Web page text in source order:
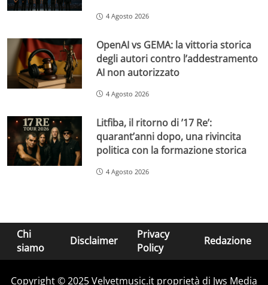
4 Agosto 2026
OpenAI vs GEMA: la vittoria storica
degli autori contro l’addestramento
AI non autorizzato
4 Agosto 2026
Litfiba, il ritorno di ’17 Re’:
quarant’anni dopo, una rivincita
politica con la formazione storica
4 Agosto 2026
Chi
siamo
Disclaimer
Privacy
Policy
Redazione
Copyright © 2025 Velvetmusic.it proprietà di Jws Media